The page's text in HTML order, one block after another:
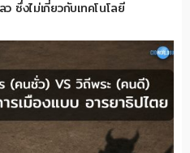
ซึ่งไม่เกี่ยวกับเทคโนโลยี